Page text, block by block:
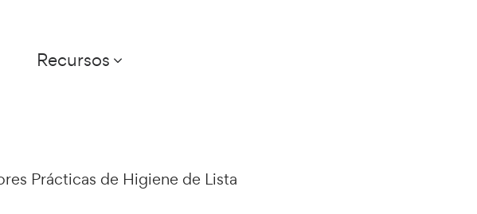
Recursos
Prácticas de Higiene de Lista